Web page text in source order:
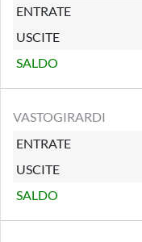
ENTRATE
USCITE
SALDO
VASTOGIRARDI
ENTRATE
USCITE
SALDO